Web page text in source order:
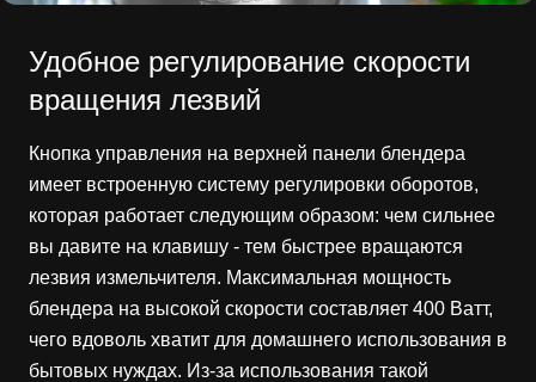
Удобное регулирование скорости
вращения лезвий
Кнопка управления на верхней панели блендера
имеет встроенную систему регулировки оборотов,
которая работает следующим образом: чем сильнее
вы давите на клавишу - тем быстрее вращаются
лезвия измельчителя. Максимальная мощность
блендера на высокой скорости составляет 400 Ватт,
чего вдоволь хватит для домашнего использования в
бытовых нуждах. Из-за использования такой